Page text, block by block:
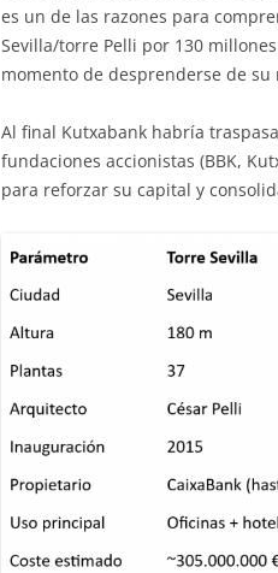
es un de las razones para
Sevilla/torre Pelli por 130
momento de desprenderse de
Al final Kutxabank habría
fundaciones accionistas (BBK,
para reforzar su capital y